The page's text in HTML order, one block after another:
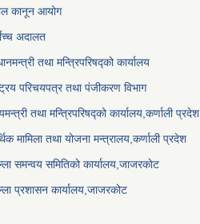
कानून आयोग
अदालत
तथा मन्त्रिपरिषद्को कार्यालय
परिचयपत्र तथा पंजीकरण विभाग
तथा मन्त्रिपरिषद्को कार्यालय,कर्णाली प्रदेश
मामिला तथा योजना मन्त्रालय,कर्णाली प्रदेश
समन्वय समितिको कार्यालय,जाजरकाेट
प्रशासन कार्यालय,जाजरकोट